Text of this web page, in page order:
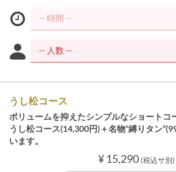
うし松コース
ボリュームを抑えたシンプルなショートコ
うし松コース(14,300円)＋名物“縛りタン
います。
¥ 15,290 (税込サ別)